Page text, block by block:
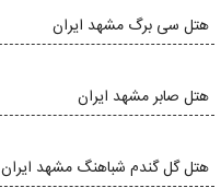
هتل سی برگ مشهد ایران
هتل صابر مشهد ایران
هتل گل گندم شباهنگ مشهد ایران